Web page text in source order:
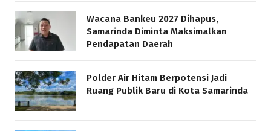
Wacana Bankeu 2027 Dihapus,
Samarinda Diminta Maksimalkan
Pendapatan Daerah
Polder Air Hitam Berpotensi Jadi
Ruang Publik Baru di Kota Samarinda